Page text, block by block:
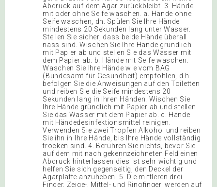
Abdruck auf dem Agar zurückbleibt. 3. Hände
mit oder ohne Seife waschen. a. Hände ohne
Seife waschen, dh. Spülen Sie Ihre Hände
mindestens 20 Sekunden lang unter Wasser.
Stellen Sie sicher, dass beide Hände überall
nass sind. Wischen Sie Ihre Hände gründlich
mit Papier ab und stellen Sie das Wasser mit
dem Papier ab. b. Hände mit Seife waschen.
Waschen Sie Ihre Hände wie vom BAG
(Bundesamt für Gesundheit) empfohlen, d.h.
befolgen Sie die Anweisungen auf den Toiletten
und reiben Sie die Seife mindestens 20
Sekunden lang in Ihren Händen. Wischen Sie
Ihre Hände gründlich mit Papier ab und stellen
Sie das Wasser mit dem Papier ab. c. Hände
mit Händedesinfektionsmittel reinigen.
Verwenden Sie zwei Tropfen Alkohol und reiben
Sie ihn in Ihre Hände, bis Ihre Hände vollständig
trocken sind. 4. Berühren Sie nichts, bevor Sie
auf dem mit nach gekennzeichneten Feld einen
Abdruck hinterlassen dies ist sehr wichtig und
helfen Sie sich gegenseitig, den Deckel der
Agarplatte anzuheben. 5. Die mittleren drei
Finger, Zeige-, Mittel- und Ringfinger, werden auf